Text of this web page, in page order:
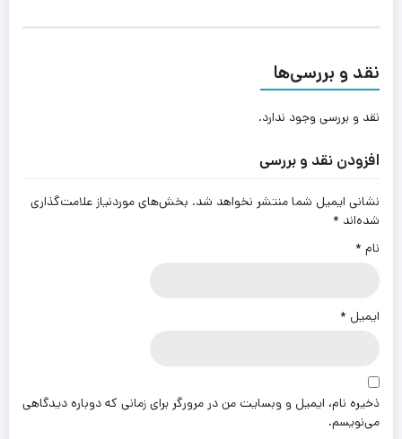
نقد و بررسی‌ها
نقد و بررسی وجود ندارد.
افزودن نقد و بررسی
نشانی ایمیل شما منتشر نخواهد شد. بخش‌های موردنیاز علامت‌گذاری
شده‌اند *
نام *
ایمیل *
ذخیره نام، ایمیل و وبسایت من در مرورگر برای زمانی که دوباره دیدگاهی
می‌نویسم.